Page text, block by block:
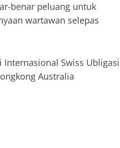
benar peluang untuk
wartawan selepas
Internasional Swiss Ubligasi
Australia